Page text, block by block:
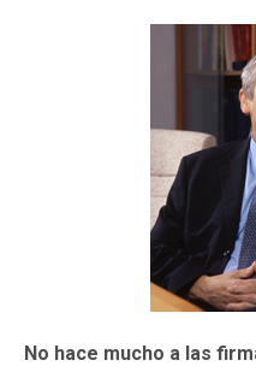
No hace mucho a las